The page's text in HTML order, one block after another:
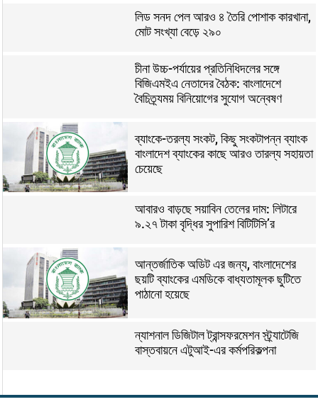
লিড সনদ পেল আরও ৪ তৈরি পোশাক কারখানা,
মোট সংখ্যা বেড়ে ২৯০
চীনা উচ্চ-পর্যায়ের প্রতিনিধিদলের সঙ্গে
বিজিএমইএ নেতাদের বৈঠক: বাংলাদেশে
বৈচিত্র্যময় বিনিয়োগের সুযোগ অন্বেষণ
ব্যাংকে-তরল্য সংকট, কিছু সংকটাপন্ন ব্যাংক
বাংলাদেশ ব্যাংকের কাছে আরও তারল্য সহায়তা
চেয়েছে
আবারও বাড়ছে সয়াবিন তেলের দাম: লিটারে
৯.২৭ টাকা বৃদ্ধির সুপারিশ বিটিটিসি’র
আন্তর্জাতিক অডিট এর জন্য, বাংলাদেশের
ছয়টি ব্যাংকের এমডিকে বাধ্যতামূলক ছুটিতে
পাঠানো হয়েছে
ন্যাশনাল ডিজিটাল ট্রান্সফরমেশন স্ট্র্যাটেজি
বাস্তবায়নে এটুআই-এর কর্মপরিকল্পনা